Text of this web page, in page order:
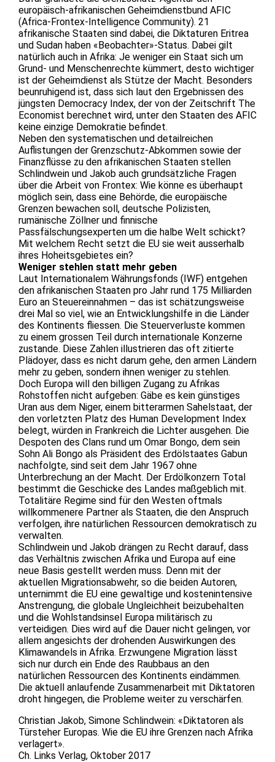
europäisch-afrikanischen Geheimdienstbund AFIC
(Africa-Frontex-Intelligence Community). 21
afrikanische Staaten sind dabei, die Diktaturen Eritrea
und Sudan haben «Beobachter»-Status. Dabei gilt
natürlich auch in Afrika: Je weniger ein Staat sich um
Grund- und Menschenrechte kümmert, desto wichtiger
ist der Geheimdienst als Stütze der Macht. Besonders
beunruhigend ist, dass sich laut den Ergebnissen des
jüngsten Democracy Index, der von der Zeitschrift The
Economist berechnet wird, unter den Staaten des AFIC
keine einzige Demokratie befindet.
Neben den systematischen und detailreichen
Auflistungen der Grenzschutz-Abkommen sowie der
Finanzflüsse zu den afrikanischen Staaten stellen
Schlindwein und Jakob auch grundsätzliche Fragen
über die Arbeit von Frontex: Wie könne es überhaupt
möglich sein, dass eine Behörde, die europäische
Grenzen bewachen soll, deutsche Polizisten,
rumänische Zöllner und finnische
Passfälschungsexperten um die halbe Welt schickt?
Mit welchem Recht setzt die EU sie weit ausserhalb
ihres Hoheitsgebietes ein?
Weniger stehlen statt mehr geben
Laut Internationalem Währungsfonds (IWF) entgehen
den afrikanischen Staaten pro Jahr rund 175 Milliarden
Euro an Steuereinnahmen – das ist schätzungsweise
drei Mal so viel, wie an Entwicklungshilfe in die Länder
des Kontinents fliessen. Die Steuerverluste kommen
zu einem grossen Teil durch internationale Konzerne
zustande. Diese Zahlen illustrieren das oft zitierte
Plädoyer, dass es nicht darum gehe, den armen Ländern
mehr zu geben, sondern ihnen weniger zu stehlen.
Doch Europa will den billigen Zugang zu Afrikas
Rohstoffen nicht aufgeben: Gäbe es kein günstiges
Uran aus dem Niger, einem bitterarmen Sahelstaat, der
den vorletzten Platz des Human Development Index
belegt, würden in Frankreich die Lichter ausgehen. Die
Despoten des Clans rund um Omar Bongo, dem sein
Sohn Ali Bongo als Präsident des Erdölstaates Gabun
nachfolgte, sind seit dem Jahr 1967 ohne
Unterbrechung an der Macht. Der Erdölkonzern Total
bestimmt die Geschicke des Landes maßgeblich mit.
Totalitäre Regime sind für den Westen oftmals
willkommenere Partner als Staaten, die den Anspruch
verfolgen, ihre natürlichen Ressourcen demokratisch zu
verwalten.
Schlindwein und Jakob drängen zu Recht darauf, dass
das Verhältnis zwischen Afrika und Europa auf eine
neue Basis gestellt werden muss. Denn mit der
aktuellen Migrationsabwehr, so die beiden Autoren,
unternimmt die EU eine gewaltige und kostenintensive
Anstrengung, die globale Ungleichheit beizubehalten
und die Wohlstandsinsel Europa militärisch zu
verteidigen. Dies wird auf die Dauer nicht gelingen, vor
allem angesichts der drohenden Auswirkungen des
Klimawandels in Afrika. Erzwungene Migration lässt
sich nur durch ein Ende des Raubbaus an den
natürlichen Ressourcen des Kontinents eindämmen.
Die aktuell anlaufende Zusammenarbeit mit Diktatoren
droht hingegen, die Probleme weiter zu verschärfen.
Christian Jakob, Simone Schlindwein: «Diktatoren als
Türsteher Europas. Wie die EU ihre Grenzen nach Afrika
verlagert».
Ch. Links Verlag, Oktober 2017